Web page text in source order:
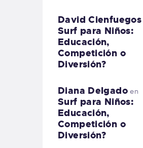
David Cienfuegos
Surf para Niños:
Educación,
Competición o
Diversión?
Diana Delgadoen
Surf para Niños:
Educación,
Competición o
Diversión?